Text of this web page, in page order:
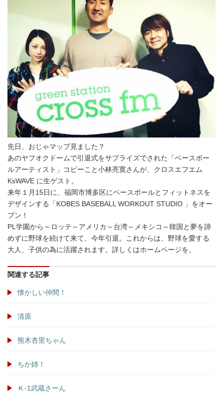
先日、おじゃマップ見ました？
あのヤフオクドームで引退式をサプライズでされた「ベースボー
ルアーティスト」コビーこと小林亮寛さんが、クロスエフエム
KsWAVE に生ゲスト。
来年１月15日に、福岡市博多区にベースボールとフィットネスを
デザインする「KOBES BASEBALL WORKOUT STUDIO 」をオー
プン！
PL学園から～ロッテ～アメリカ～台湾～メキシコ～韓国と夢を諦
めずに野球を続けて来て、今年引退。これからは、野球を愛する
大人、子供の為に活躍されます。詳しくはホームページを。
関連する記事
懐かしい仲間！
清原
熊木杏里ちゃん
ちか姉！
Ｋ-1武蔵さーん